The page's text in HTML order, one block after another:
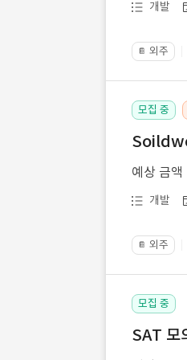
개발
📔 외주
모집 중
예상 금액
개발
📔 외주
모집 중
SAT 모